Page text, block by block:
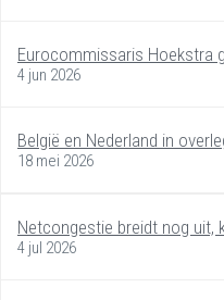
Eurocommissaris Hoekstra
4 jun 2026
België en Nederland in
18 mei 2026
Netcongestie breidt nog uit,
4 jul 2026